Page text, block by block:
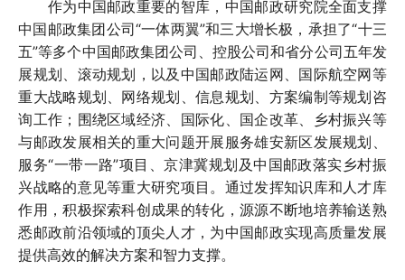
作为中国邮政重要的智库，中国邮政研究院全面支撑
中国邮政集团公司“一体两翼”和三大增长极，承担了“十三
五”等多个中国邮政集团公司、控股公司和省分公司五年发
展规划、滚动规划，以及中国邮政陆运网、国际航空网等
重大战略规划、网络规划、信息规划、方案编制等规划咨
询工作；围绕区域经济、国际化、国企改革、乡村振兴等
与邮政发展相关的重大问题开展服务雄安新区发展规划、
服务“一带一路”项目、京津冀规划及中国邮政落实乡村振
兴战略的意见等重大研究项目。通过发挥知识库和人才库
作用，积极探索科创成果的转化，源源不断地培养输送熟
悉邮政前沿领域的顶尖人才，为中国邮政实现高质量发展
提供高效的解决方案和智力支撑。